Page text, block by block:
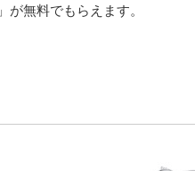
」が無料でもらえます。